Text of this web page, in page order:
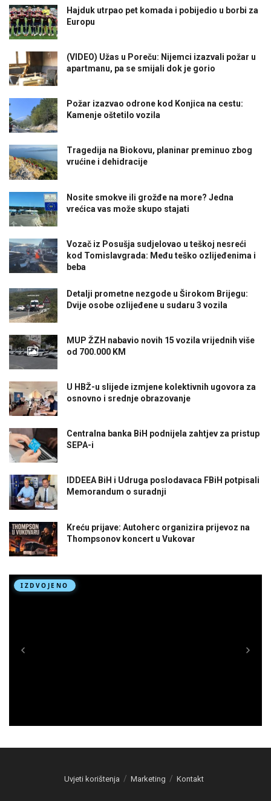
Hajduk utrpao pet komada i pobijedio u borbi za
Europu
(VIDEO) Užas u Poreču: Nijemci izazvali požar u
apartmanu, pa se smijali dok je gorio
Požar izazvao odrone kod Konjica na cestu:
Kamenje oštetilo vozila
Tragedija na Biokovu, planinar preminuo zbog
vrućine i dehidracije
Nosite smokve ili grožđe na more? Jedna
vrećica vas može skupo stajati
Vozač iz Posušja sudjelovao u teškoj nesreći
kod Tomislavgrada: Među teško ozlijeđenima i
beba
Detalji prometne nezgode u Širokom Brijegu:
Dvije osobe ozlijeđene u sudaru 3 vozila
MUP ŽZH nabavio novih 15 vozila vrijednih više
od 700.000 KM
U HBŽ-u slijede izmjene kolektivnih ugovora za
osnovno i srednje obrazovanje
Centralna banka BiH podnijela zahtjev za pristup
SEPA-i
IDDEEA BiH i Udruga poslodavaca FBiH potpisali
Memorandum o suradnji
Kreću prijave: Autoherc organizira prijevoz na
Thompsonov koncert u Vukovar
Uvjeti korištenja Marketing Kontakt